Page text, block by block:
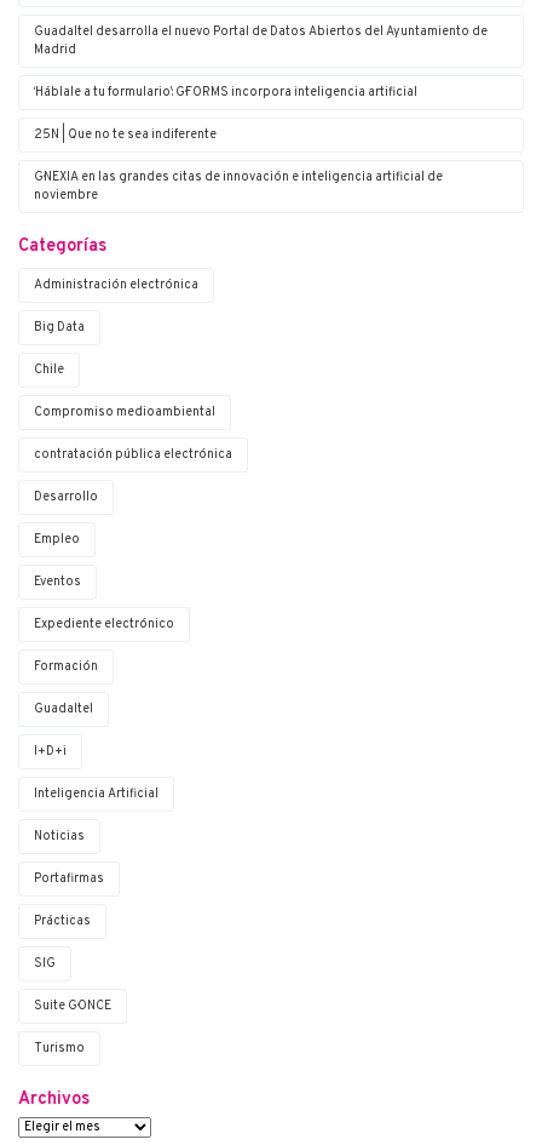
Guadaltel desarrolla el nuevo Portal de Datos Abiertos del Ayuntamiento de
Madrid
‘Háblale a tu formulario’: G·FORMS incorpora inteligencia artificial
25N | Que no te sea indiferente
G·NEXIA en las grandes citas de innovación e inteligencia artificial de
noviembre
Categorías
Administración electrónica
Big Data
Chile
Compromiso medioambiental
contratación pública electrónica
Desarrollo
Empleo
Eventos
Expediente electrónico
Formación
Guadaltel
I+D+i
Inteligencia Artificial
Noticias
Portafirmas
Prácticas
SIG
Suite G·ONCE
Turismo
Archivos